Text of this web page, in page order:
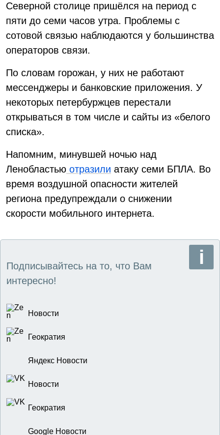
Северной столице пришёлся на период с
пяти до семи часов утра. Проблемы с
сотовой связью наблюдаются у большинства
операторов связи.
По словам горожан, у них не работают
мессенджеры и банковские приложения. У
некоторых петербуржцев перестали
открываться в том числе и сайты из «белого
списка».
Напомним, минувшей ночью над
Ленобластью отразили атаку семи БПЛА. Во
время воздушной опасности жителей
региона предупреждали о снижении
скорости мобильного интернета.
Подписывайтесь на то, что Вам
интересно!
Новости
Геократия
Яндекс Новости
Новости
Геократия
Google Новости